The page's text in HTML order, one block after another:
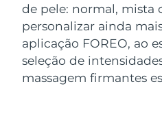
de pele: normal, mista
personalizar ainda
aplicação FOREO, ao
seleção de
massagem firmantes